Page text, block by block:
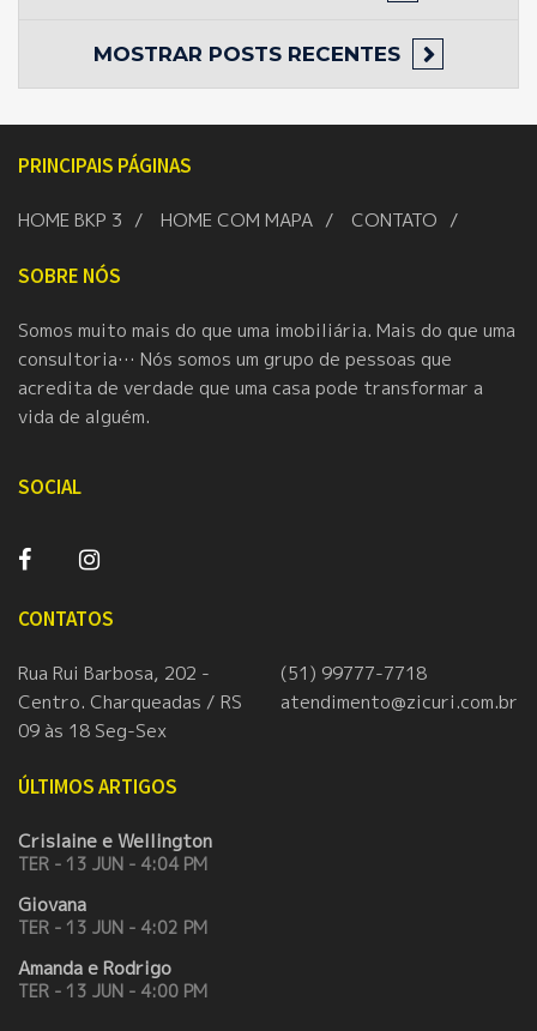
MOSTRAR POSTS RECENTES
PRINCIPAIS PÁGINAS
HOME BKP 3 HOME COM MAPA CONTATO
SOBRE NÓS
Somos muito mais do que uma imobiliária. Mais do que uma
consultoria… Nós somos um grupo de pessoas que
acredita de verdade que uma casa pode transformar a
vida de alguém.
SOCIAL
CONTATOS
Rua Rui Barbosa, 202 -
Centro. Charqueadas / RS
09 às 18 Seg-Sex
(51) 99777-7718
atendimento@zicuri.com.br
ÚLTIMOS ARTIGOS
Crislaine e Wellington
TER - 13 JUN - 4:04 PM
Giovana
TER - 13 JUN - 4:02 PM
Amanda e Rodrigo
TER - 13 JUN - 4:00 PM